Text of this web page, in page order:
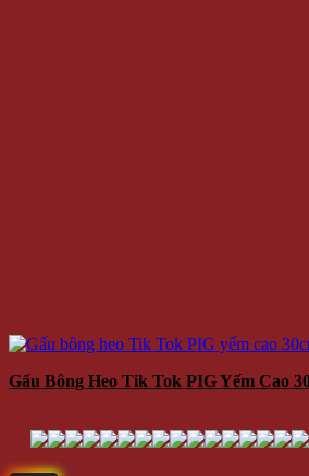
Gấu Bông Heo Tik Tok PIG Yếm Cao